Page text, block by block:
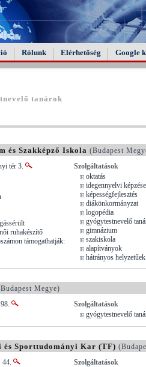
Rólunk Elérhetőség Google
tanárok
és Szakképző Iskola (Budapest
tér 3.
ruhakészítő
támogathatják:
Szolgáltatások
oktatás
idegennyelvi
képességfejlesztés
diákönkormányzat
logopédia
gyógytestnevelő
gimnázium
szakiskola
alapítványok
hátrányos
Megye)
Szolgáltatások
gyógytestnevelő
és Sporttudományi Kar (TF)
Szolgáltatások